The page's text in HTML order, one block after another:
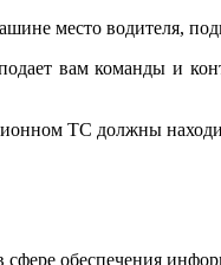
место водителя,
вам команды и
ТС должны
обеспечения